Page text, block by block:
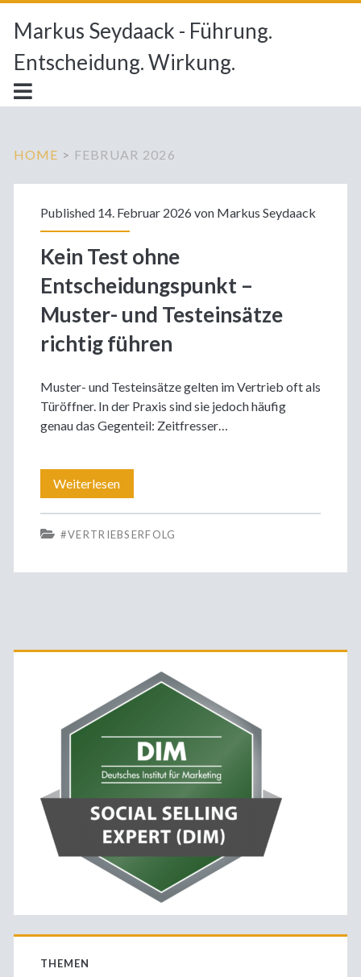
Markus Seydaack - Führung.
Entscheidung. Wirkung.
HOME > FEBRUAR 2026
Monat:
<span>Februar
2026</span>
Published 14. Februar 2026 von Markus Seydaack
Kein Test ohne
Entscheidungspunkt –
Muster- und Testeinsätze
richtig führen
Muster- und Testeinsätze gelten im Vertrieb oft als
Türöffner. In der Praxis sind sie jedoch häufig
genau das Gegenteil: Zeitfresser…
WeiterlesenKein
Test
ohne
Entscheidungspunkt
und
Testeinsätze
führen
#VERTRIEBSERFOLG
Primäre
Sidebar
THEMEN